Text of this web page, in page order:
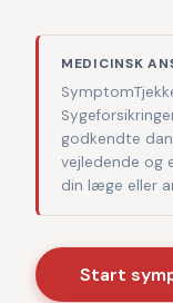
MEDICINSK
godkendte
vejledende og
din læge eller
Start